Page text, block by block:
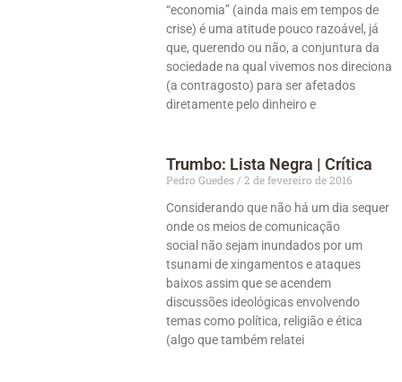
“economia” (ainda mais em tempos de
crise) é uma atitude pouco razoável, já
que, querendo ou não, a conjuntura da
sociedade na qual vivemos nos direciona
(a contragosto) para ser afetados
diretamente pelo dinheiro e
Trumbo: Lista Negra | Crítica
Pedro Guedes
2 de fevereiro de 2016
Considerando que não há um dia sequer
onde os meios de comunicação
social não sejam inundados por um
tsunami de xingamentos e ataques
baixos assim que se acendem
discussões ideológicas envolvendo
temas como política, religião e ética
(algo que também relatei